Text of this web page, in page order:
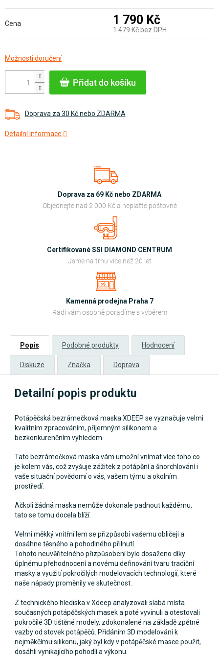
Přidat do košíku
Doprava za 30 Kč nebo ZDARMA
Detailní informace
Cena 1 790 Kč
1 479 Kč bez DPH
cena:
Možnosti doručení
Doprava za 69 Kč nebo ZDARMA
Objednejte nad 2 000 Kč a neplaťte poštovné
Certifikované SSI DIAMOND CENTRUM
Jsme na trhu více než 20 let
Kamenná prodejna Praha 7
Rádi vám osobně poradíme s výběrem
Popis Podobné produkty Hodnocení
Diskuze Značka Doprava
Detailní popis produktu
Potápěčská bezrámečková maska XDEEP se vyznačuje velmi
kvalitním zpracováním, příjemným silikonem a
bezkonkurenčním výhledem.
Tato bezrámečková maska vám umožní vnímat více toho co
je kolem vás, což zvyšuje zážitek z potápění a šnorchlování i
vaše situační povědomí o vás, vašem týmu a okolním
prostředí.
Ačkoli žádná maska nemůže dokonale padnout každému,
tato se tomu docela blíží.
Velmi měkký vnitřní lem se přizpůsobí vašemu obličeji a
dosáhne těsného a pohodlného přilnutí.
Tohoto neuvěřitelného přizpůsobení bylo dosaženo díky
úplnému přehodnocení a novému definování tvaru tradiční
masky a využití pokročilých modelovacích technologií, které
naše nápady proměnily ve skutečnost.
Z technického hlediska v Xdeep analyzovali slabá místa
současných potápěčských masek a poté vyvinuli a otestovali
pokročilé 3D tištěné modely, zdokonalené na základě zpětné
vazby od stovek potápěčů. Přidáním 3D modelování k
nejměkčímu silikonu, jaký byl kdy v potápěčské masce použit,
dosáhli vynikajícího pohodlí a výkonu.